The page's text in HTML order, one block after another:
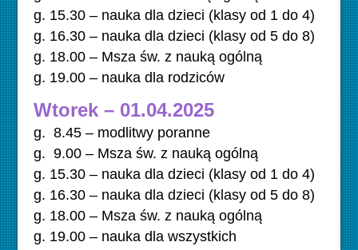
g. 15.30 – nauka dla dzieci (klasy od 1 do 4)
g. 16.30 – nauka dla dzieci (klasy od 5 do 8)
g. 18.00 – Msza św. z nauką ogólną
g. 19.00 – nauka dla rodziców
Wtorek – 01.04.2025
g. 8.45 – modlitwy poranne
g. 9.00 – Msza św. z nauką ogólną
g. 15.30 – nauka dla dzieci (klasy od 1 do 4)
g. 16.30 – nauka dla dzieci (klasy od 5 do 8)
g. 18.00 – Msza św. z nauką ogólną
g. 19.00 – nauka dla wszystkich